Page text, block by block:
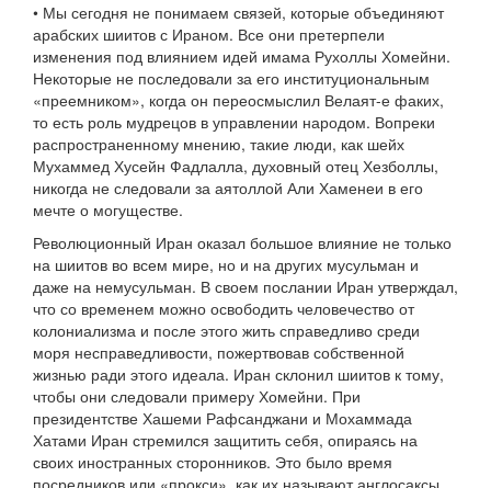
• Мы сегодня не понимаем связей, которые объединяют
арабских шиитов с Ираном. Все они претерпели
изменения под влиянием идей имама Рухоллы Хомейни.
Некоторые не последовали за его институциональным
«преемником», когда он переосмыслил Велаят-е факих,
то есть роль мудрецов в управлении народом. Вопреки
распространенному мнению, такие люди, как шейх
Мухаммед Хусейн Фадлалла, духовный отец Хезболлы,
никогда не следовали за аятоллой Али Хаменеи в его
мечте о могуществе.
Революционный Иран оказал большое влияние не только
на шиитов во всем мире, но и на других мусульман и
даже на немусульман. В своем послании Иран утверждал,
что со временем можно освободить человечество от
колониализма и после этого жить справедливо среди
моря несправедливости, пожертвовав собственной
жизнью ради этого идеала. Иран склонил шиитов к тому,
чтобы они следовали примеру Хомейни. При
президентстве Хашеми Рафсанджани и Мохаммада
Хатами Иран стремился защитить себя, опираясь на
своих иностранных сторонников. Это было время